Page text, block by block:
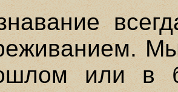
или в